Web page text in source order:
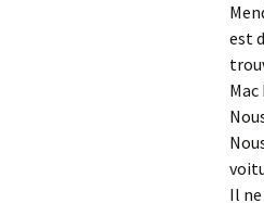
est
Il